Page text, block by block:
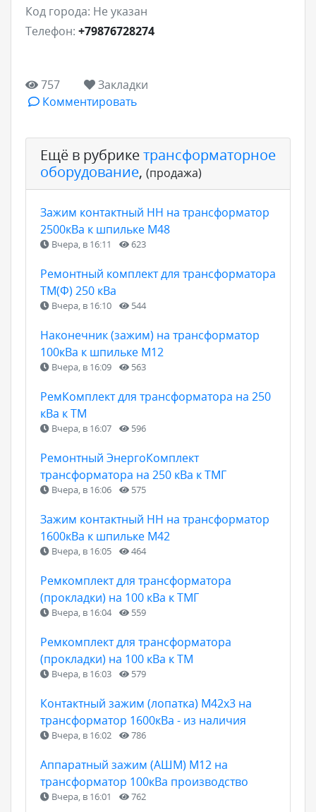
Код города: Не указан
Телефон: +79876728274
757
Закладки
Комментировать
Ещё в рубрикетрансформаторное
оборудование, (продажа)
Зажим контактный НН на трансформатор
2500кВа к шпильке М48
Вчера, в 16:11 623
Ремонтный комплект для трансформатора
ТМ(Ф) 250 кВа
Вчера, в 16:10 544
Наконечник (зажим) на трансформатор
100кВа к шпильке М12
Вчера, в 16:09 563
РемКомплект для трансформатора на 250
кВа к ТМ
Вчера, в 16:07 596
Ремонтный ЭнергоКомплект
трансформатора на 250 кВа к ТМГ
Вчера, в 16:06 575
Зажим контактный НН на трансформатор
1600кВа к шпильке М42
Вчера, в 16:05 464
Ремкомплект для трансформатора
(прокладки) на 100 кВа к ТМГ
Вчера, в 16:04 559
Ремкомплект для трансформатора
(прокладки) на 100 кВа к ТМ
Вчера, в 16:03 579
Контактный зажим (лопатка) М42х3 на
трансформатор 1600кВа - из наличия
Вчера, в 16:02 786
Аппаратный зажим (АШМ) М12 на
трансформатор 100кВа производство
Вчера, в 16:01 762